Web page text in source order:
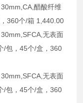
醋酸纤维
360个/箱 1,440.00
无表面
/包，45个/盒，360
无表面
/包，45个/盒，360